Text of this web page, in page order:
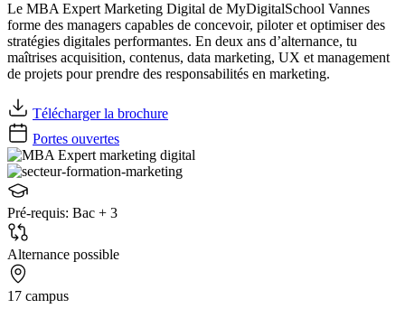
Le MBA Expert Marketing Digital de MyDigitalSchool Vannes
forme des managers capables de concevoir, piloter et optimiser des
stratégies digitales performantes. En deux ans d’alternance, tu
maîtrises acquisition, contenus, data marketing, UX et management
de projets pour prendre des responsabilités en marketing.
Télécharger la brochure
Portes ouvertes
Pré-requis: Bac + 3
Alternance possible
17 campus